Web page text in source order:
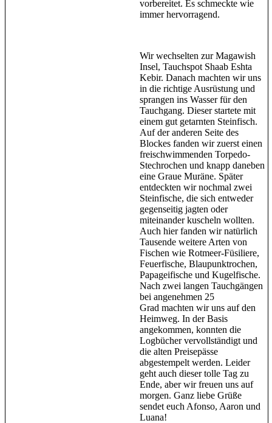
vorbereitet. Es schmeckte wie
immer hervorragend.
Wir wechselten zur Magawish
Insel, Tauchspot Shaab Eshta
Kebir. Danach machten wir uns
in die richtige Ausrüstung und
sprangen ins Wasser für den
Tauchgang. Dieser startete mit
einem gut getarnten Steinfisch.
Auf der anderen Seite des
Blockes fanden wir zuerst einen
freischwimmenden Torpedo-
Stechrochen und knapp daneben
eine Graue Muräne. Später
entdeckten wir nochmal zwei
Steinfische, die sich entweder
gegenseitig jagten oder
miteinander kuscheln wollten.
Auch hier fanden wir natürlich
Tausende weitere Arten von
Fischen wie Rotmeer-Füsiliere,
Feuerfische, Blaupunktrochen,
Papageifische und Kugelfische.
Nach zwei langen Tauchgängen
bei angenehmen 25
Grad machten wir uns auf den
Heimweg. In der Basis
angekommen, konnten die
Logbücher vervollständigt und
die alten Preisepässe
abgestempelt werden. Leider
geht auch dieser tolle Tag zu
Ende, aber wir freuen uns auf
morgen. Ganz liebe Grüße
sendet euch Afonso, Aaron und
Luana!